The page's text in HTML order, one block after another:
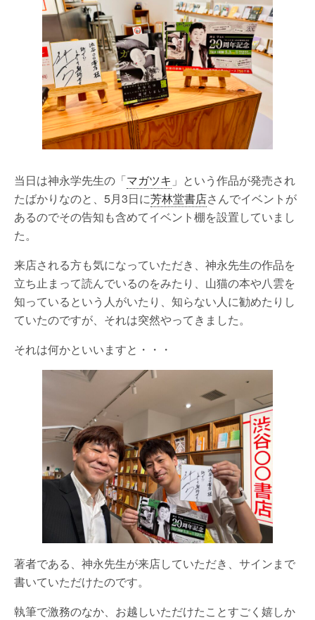
当日は神永学先生の「マガツキ 」という作品が発売され
たばかりなのと、5月3日に芳林堂書店さんでイベントが
あるのでその告知も含めてイベント棚を設置していまし
た。
来店される方も気になっていただき、神永先生の作品を
立ち止まって読んでいるのをみたり、山猫の本や八雲を
知っているという人がいたり、知らない人に勧めたりし
ていたのですが、それは突然やってきました。
それは何かといいますと・・・
著者である、神永先生が来店していただき、サインまで
書いていただけたのです。
執筆で激務のなか、お越しいただけたことすごく嬉しか